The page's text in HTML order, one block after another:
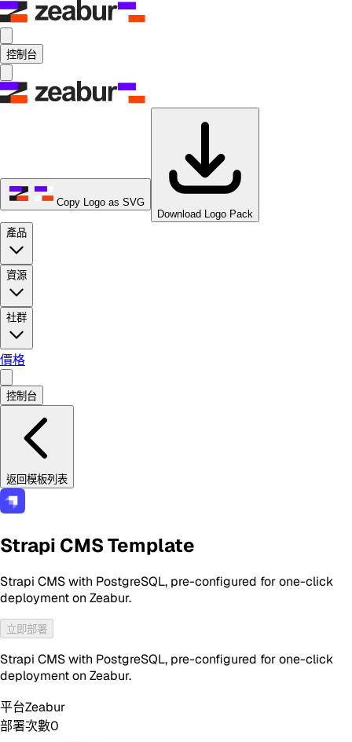
控制台
Copy Logo as SVG
Download Logo Pack
產品
資源
社群
價格
控制台
返回模板列表
Strapi CMS Template
Strapi CMS with PostgreSQL, pre-configured for one-click
deployment on Zeabur.
立即部署
Strapi CMS with PostgreSQL, pre-configured for one-click
deployment on Zeabur.
平台Zeabur
部署次數0